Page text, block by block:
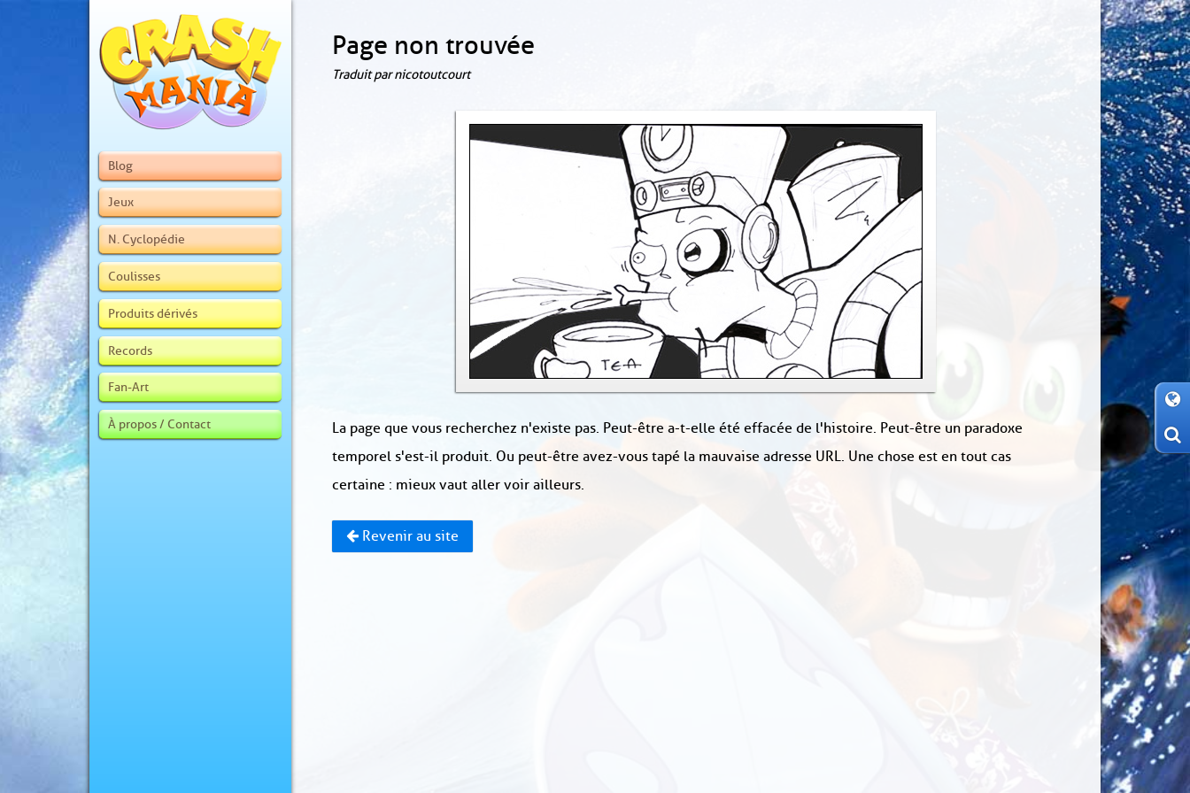
Blog
Jeux
N. Cyclopédie
Coulisses
Produits dérivés
Records
Fan-Art
À propos / Contact
Page non trouvée
Traduit par nicotoutcourt
La page que vous recherchez n'existe pas. Peut-être a-t-elle été effacée de l'histoire. Peut-être un paradoxe
temporel s'est-il produit. Ou peut-être avez-vous tapé la mauvaise adresse URL. Une chose est en tout cas
certaine : mieux vaut aller voir ailleurs.
Revenir au site